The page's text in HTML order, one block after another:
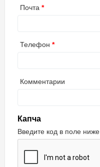
Почта
Телефон
Комментарии
Капча
Введите код в поле ниже